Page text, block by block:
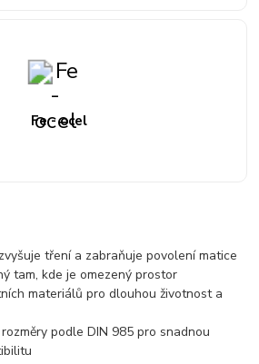
Fe - ocel
tření a zabraňuje povolení matice
tam, kde je omezený prostor
materiálů pro dlouhou životnost a
podle DIN 985 pro snadnou